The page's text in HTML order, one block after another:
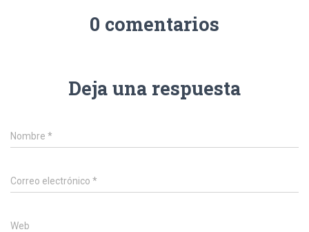
0 comentarios
Deja una respuesta
Nombre *
Correo electrónico *
Web